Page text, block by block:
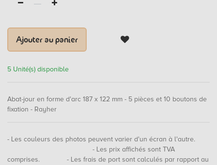
Ajouter au panier
5 Unité(s) disponible
Abat-jour en forme d'arc 187 x 122 mm - 5 pièces et 10 boutons de
fixation - Rayher
- Les couleurs des photos peuvent varier d'un écran à l'autre.
- Les prix affichés sont TVA
comprises. - Les frais de port sont calculés par rapport au